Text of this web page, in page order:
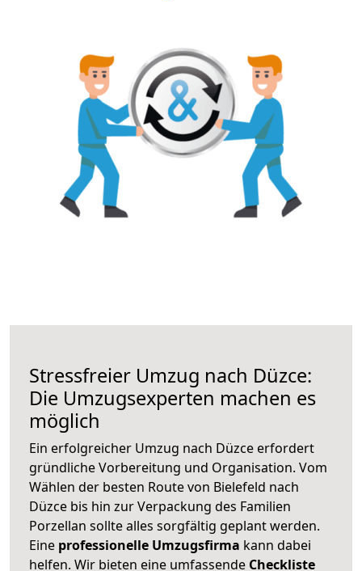
Stressfreier Umzug nach Düzce:
Die Umzugsexperten machen es
möglich
Ein erfolgreicher Umzug nach Düzce erfordert
gründliche Vorbereitung und Organisation. Vom
Wählen der besten Route von Bielefeld nach
Düzce bis hin zur Verpackung des Familien
Porzellan sollte alles sorgfältig geplant werden.
Eine professionelle Umzugsfirma kann dabei
helfen. Wir bieten eine umfassende Checkliste